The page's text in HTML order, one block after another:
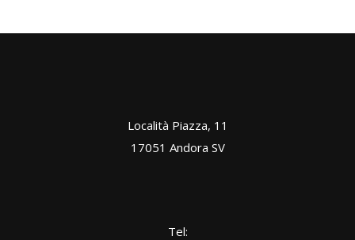
Località Piazza, 11
17051 Andora SV
Tel: